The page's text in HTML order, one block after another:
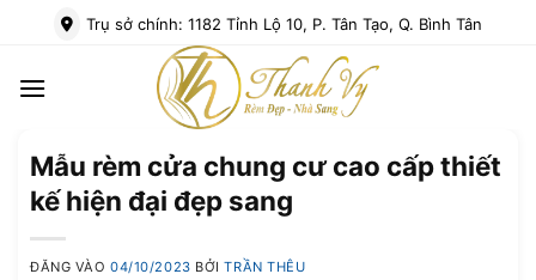
dung
Trụ sở chính: 1182 Tỉnh Lộ 10, P. Tân Tạo, Q. Bình Tân
Mẫu rèm cửa chung cư cao cấp thiết
kế hiện đại đẹp sang
ĐĂNG VÀO04/10/2023 BỞITRẦN THÊU